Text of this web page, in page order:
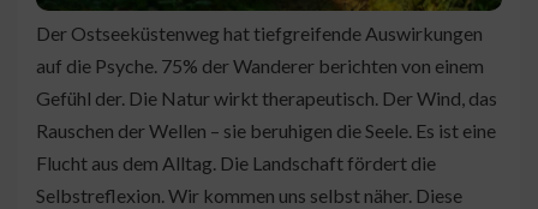
Der Ostseeküstenweg hat tiefgreifende Auswirkungen
auf die Psyche. 75% der Wanderer berichten von einem
Gefühl der. Die Natur wirkt therapeutisch. Der Wind, das
Rauschen der Wellen – sie beruhigen die Seele. Es ist eine
Flucht aus dem Alltag. Die Landschaft fördert die
Selbstreflexion. Wir kommen uns selbst näher. Diese